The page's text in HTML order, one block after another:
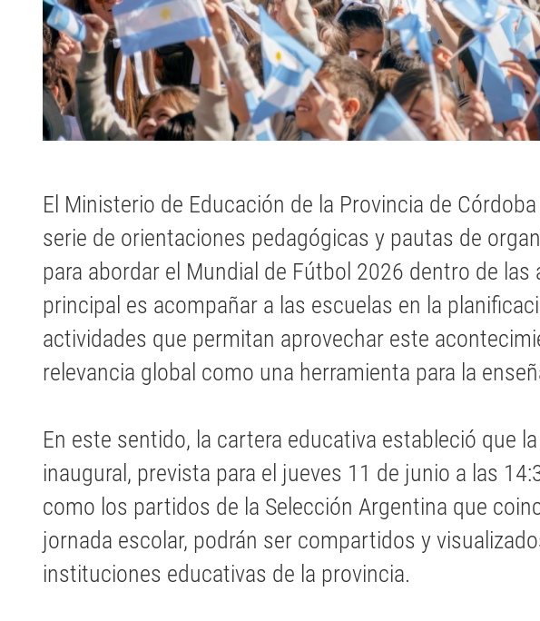
El Ministerio de Educación de la Provincia de
serie de orientaciones pedagógicas y pautas de
para abordar el Mundial de Fútbol 2026 dentro de las
principal es acompañar a las escuelas en la
actividades que permitan aprovechar este
relevancia global como una herramienta para la
En este sentido, la cartera educativa estableció que
inaugural, prevista para el jueves 11 de junio a las
como los partidos de la Selección Argentina que
jornada escolar, podrán ser compartidos y
instituciones educativas de la provincia.